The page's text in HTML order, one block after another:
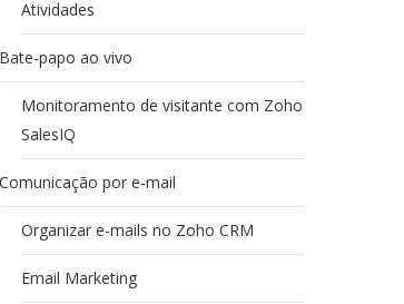
Atividades
Bate-papo ao vivo
Monitoramento de visitante com Zoho
SalesIQ
Comunicação por e-mail
Organizar e-mails no Zoho CRM
Email Marketing